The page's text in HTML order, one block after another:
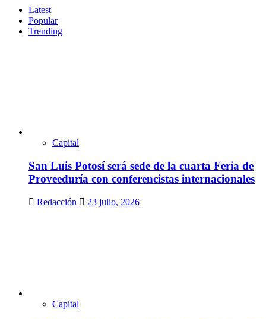
Latest
Popular
Trending
Capital
San Luis Potosí será sede de la cuarta Feria de
Proveeduría con conferencistas internacionales
Redacción 23 julio, 2026
Capital